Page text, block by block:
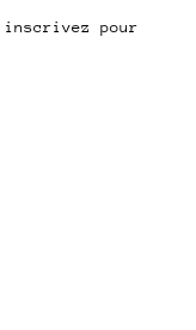
inscrivez pour